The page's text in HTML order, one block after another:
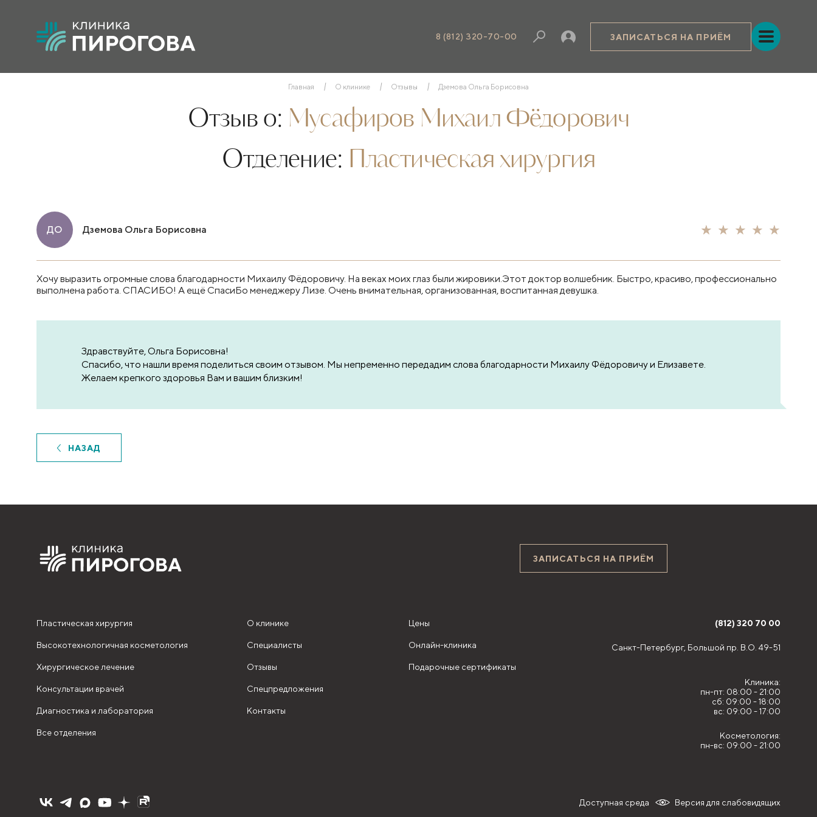
8 (812) 320-70-00 ЗАПИСАТЬСЯ НА ПРИЁМ
Главная О клинике Отзывы Дземова Ольга Борисовна
Отзыв о: Мусафиров Михаил Фёдорович
Отделение: Пластическая хирургия
ДО Дземова Ольга Борисовна
Хочу выразить огромные слова благодарности Михаилу Фёдоровичу. На веках моих глаз были жировики.Этот доктор волшебник. Быстро, красиво, профессионально
выполнена работа. СПАСИБО! А ещё СпасиБо менеджеру Лизе. Очень внимательная, организованная, воспитанная девушка.
Здравствуйте, Ольга Борисовна!
Спасибо, что нашли время поделиться своим отзывом. Мы непременно передадим слова благодарности Михаилу Фёдоровичу и Елизавете.
Желаем крепкого здоровья Вам и вашим близким!
НАЗАД
ЗАПИСАТЬСЯ НА ПРИЁМ
Пластическая хирургия
Высокотехнологичная косметология
Хирургическое лечение
Консультации врачей
Диагностика и лаборатория
Все отделения
О клинике
Специалисты
Отзывы
Спецпредложения
Контакты
Цены
Онлайн-клиника
Подарочные сертификаты
(812) 320 70 00
Санкт-Петербург, Большой пр. В.О. 49-51
Клиника:
пн-пт: 08:00 - 21:00
сб: 09:00 - 18:00
вс: 09:00 - 17:00
Косметология:
пн-вс: 09:00 - 21:00
Версия для слабовидящих
Доступная среда